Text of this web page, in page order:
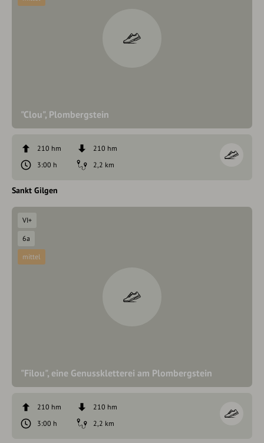
"Clou", Plombergstein
210 hm
210 hm
3:00 h
2,2 km
Sankt Gilgen
"Filou", eine Genusskletterei am Plombergstein
VI+
6a
mittel
210 hm
210 hm
3:00 h
2,2 km